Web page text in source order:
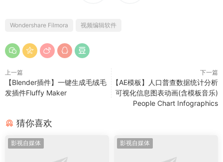
Wondershare Filmora 视频编辑软件
上一篇
【Blender插件】一键生成毛绒毛
发插件Fluffy Maker
下一篇
【AE模板】人口普查数据统计分析
可视化信息图表动画(含模板音乐)
People Chart Infographics
猜你喜欢
影视自媒体 影视自媒体